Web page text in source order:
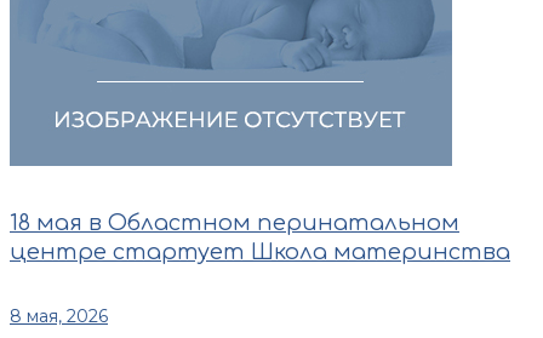
18 мая в Областном перинатальном
центре стартует Школа материнства
8 мая, 2026